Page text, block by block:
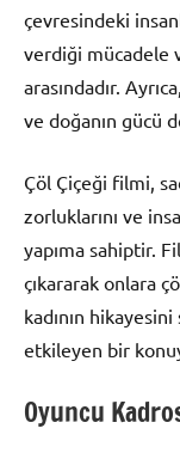
çevresindeki
verdiği mücadele
arasındadır.
ve doğanın gücü
Çöl Çiçeği filmi,
zorluklarını ve
yapıma sahiptir.
çıkararak onlara
kadının
etkileyen bir
Oyuncu